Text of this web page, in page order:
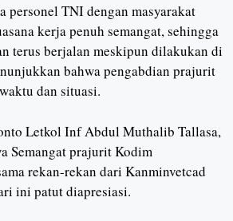
personel TNI dengan masyarakat
kerja penuh semangat, sehingga
terus berjalan meskipun dilakukan di
bahwa pengabdian prajurit
dan situasi.
Letkol Inf Abdul Muthalib Tallasa,
Semangat prajurit Kodim
rekan-rekan dari Kanminvetcad
ini patut diapresiasi.